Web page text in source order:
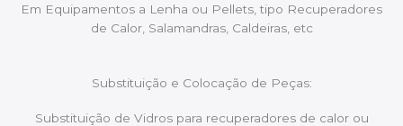
Em Equipamentos a Lenha ou Pellets, tipo Recuperadores
de Calor, Salamandras, Caldeiras, etc
Substituição e Colocação de Peças:
Substituição de Vidros para recuperadores de calor ou